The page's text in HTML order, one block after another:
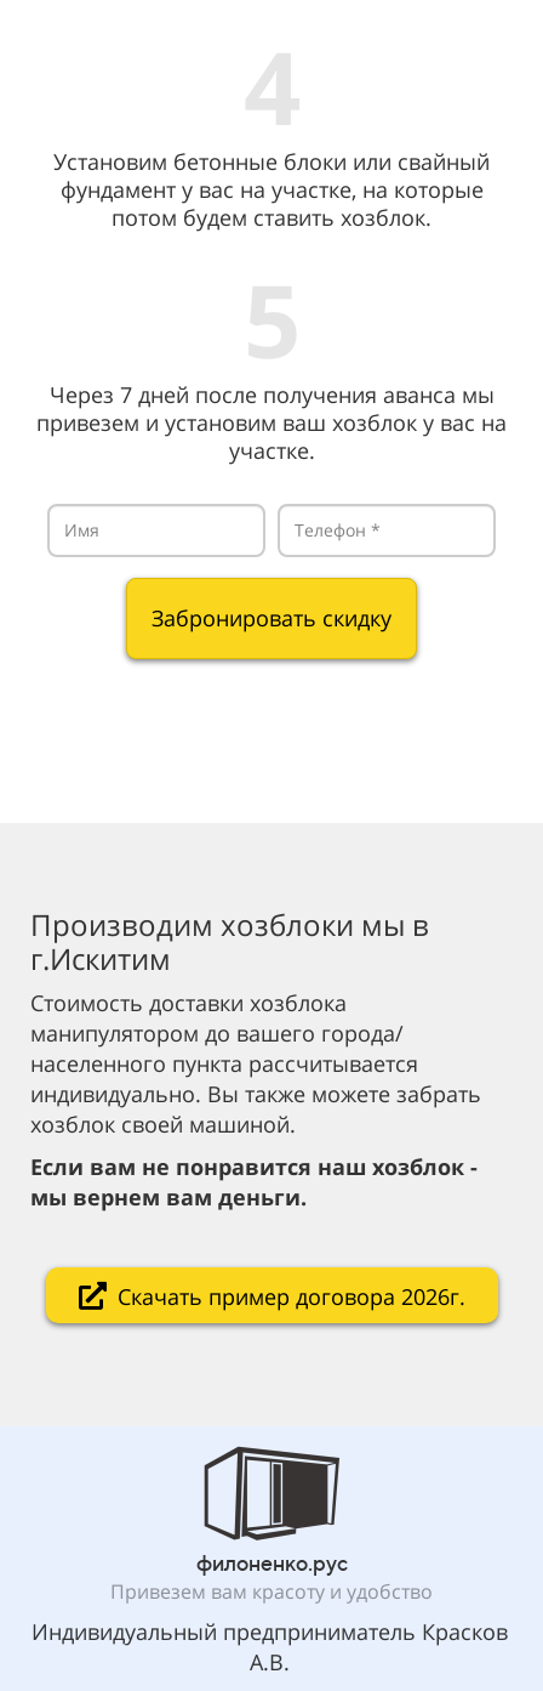
4
Установим бетонные блоки или свайный
фундамент у вас на участке, на которые
потом будем ставить хозблок.
5
Через 7 дней после получения аванса мы
привезем и установим ваш хозблок у вас на
участке.
Забронировать скидку
Производим хозблоки мы в
г.Искитим
Стоимость доставки хозблока
манипулятором до вашего города/
населенного пункта рассчитывается
индивидуально. Вы также можете забрать
хозблок своей машиной.
Если вам не понравится наш хозблок -
мы вернем вам деньги.
Скачать пример договора 2026г.
филоненко.рус
Привезем вам красоту и удобство
Индивидуальный предприниматель Красков
А.В.